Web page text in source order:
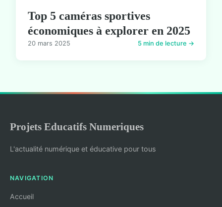
Top 5 caméras sportives
économiques à explorer en 2025
20 mars 2025 5 min de lecture →
Projets Educatifs Numeriques
L'actualité numérique et éducative pour tous
NAVIGATION
Accueil